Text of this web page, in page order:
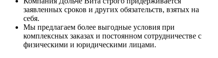
заявленных сроков и других обязательств, взятых на
себя.
Мы предлагаем более выгодные условия при
комплексных заказах и постоянном сотрудничестве с
физическими и юридическими лицами.